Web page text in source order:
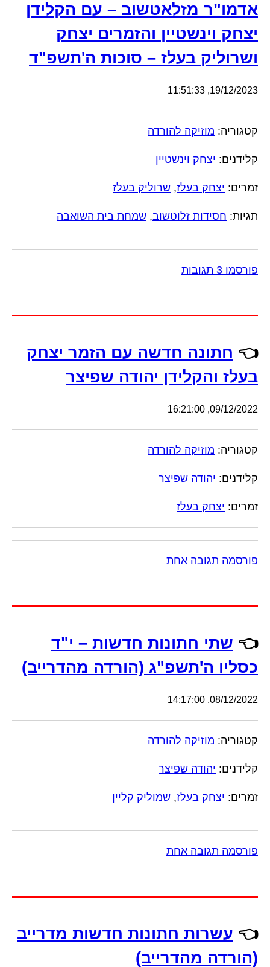
אדמו"ר מזלאטשוב – עם הקלידן
יצחק וינשטיין והזמרים יצחק
ושרוליק בעלז – סוכות ה'תשפ"ד
19/12/2023, 11:51:33
קטגוריה: מוזיקה להורדה
קלידנים: יצחק וינשטיין
זמרים: יצחק בעלז, שרוליק בעלז
תגיות: חסידות זלוטשוב, שמחת בית השואבה
פורסמו 3 תגובות
👈 חתונה חדשה עם הזמר יצחק
בעלז והקלידן יהודה שפיצר
09/12/2022, 16:21:00
קטגוריה: מוזיקה להורדה
קלידנים: יהודה שפיצר
זמרים: יצחק בעלז
פורסמה תגובה אחת
👈 שתי חתונות חדשות – י"ד
כסליו ה'תשפ"ג (הורדה מהדרייב)
08/12/2022, 14:17:00
קטגוריה: מוזיקה להורדה
קלידנים: יהודה שפיצר
זמרים: יצחק בעלז, שמוליק קליין
פורסמה תגובה אחת
👈 עשרות חתונות חדשות מדרייב
(הורדה מהדרייב)